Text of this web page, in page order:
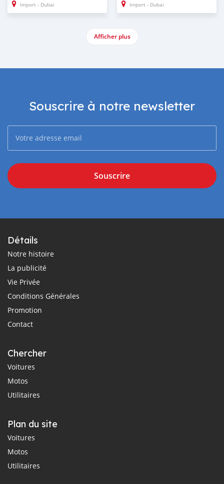
Import - Dubai Import - Dubai
Afficher plus
Souscrire à notre newsletter
Souscrire
Détails
Notre histoire
La publicité
Vie Privée
Conditions Générales
Promotion
Contact
Chercher
Voitures
Motos
Utilitaires
Plan du site
Voitures
Motos
Utilitaires